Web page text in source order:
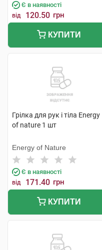
Є в наявності
від 120.50 грн
КУПИТИ
Грілка для рук і тіла Energy
of nature 1 шт
Energy of Nature
Є в наявності
від 171.40 грн
КУПИТИ